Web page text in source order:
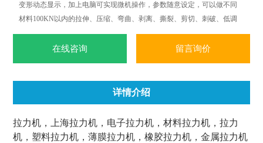
变形动态显示，加上电脑可实现微机操作，参数随意设定，可以做不同
材料100KN以内的拉伸、压缩、弯曲、剥离、撕裂、剪切、刺破、低调
疲劳等多项力学试验.可根据标准ISO.JIS.ASTM.DIN等标准和国外标准进
行试验和提供数据.
在线咨询 留言询价
详情介绍
拉力机，上海拉力机，电子拉力机，材料拉力机，拉力
机，塑料拉力机，薄膜拉力机，橡胶拉力机，金属拉力机